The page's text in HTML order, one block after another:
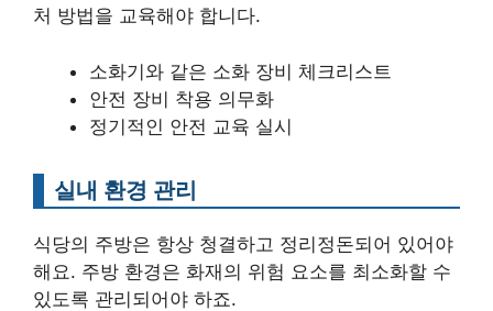
처 방법을 교육해야 합니다.
소화기와 같은 소화 장비 체크리스트
안전 장비 착용 의무화
정기적인 안전 교육 실시
실내 환경 관리
식당의 주방은 항상 청결하고 정리정돈되어 있어야
해요. 주방 환경은 화재의 위험 요소를 최소화할 수
있도록 관리되어야 하죠.